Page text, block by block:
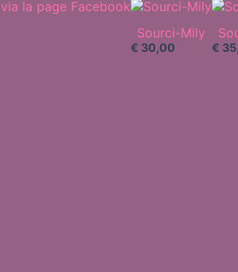
Sourci-Mily
€ 30,00 €